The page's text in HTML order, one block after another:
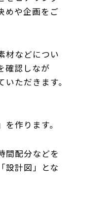
めや企画をご
材などについ
確認しなが
ただきます。
作ります。
間配分などを
設計図」とな